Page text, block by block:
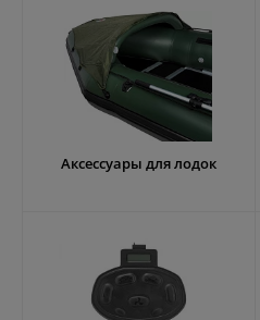
Аксессуары для лодок